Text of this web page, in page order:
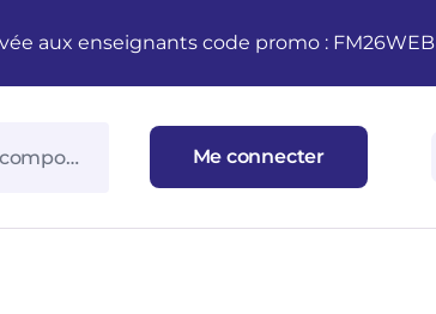
aux enseignants code promo : FM26WEB
Me connecter